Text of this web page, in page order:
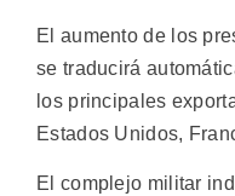
El aumento de los
se traducirá
los principales
Estados Unidos,
El complejo militar